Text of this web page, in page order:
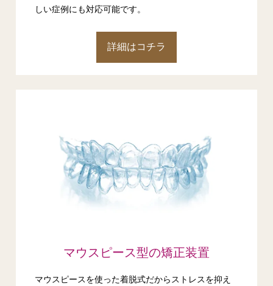
しい症例にも対応可能です。
詳細はコチラ
マウスピース型の矯正装置
マウスピースを使った着脱式だからストレスを抑え